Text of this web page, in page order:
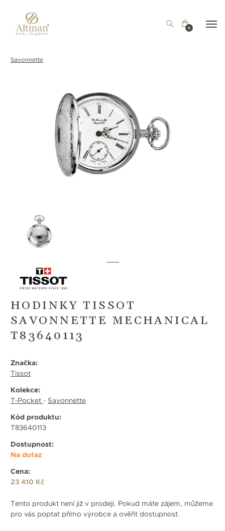
0
Savonnette
HODINKY TISSOT
SAVONNETTE MECHANICAL
T83640113
Značka:
Tissot
Kolekce:
T-Pocket - Savonnette
Kód produktu:
T83640113
Dostupnost:
Na dotaz
Cena:
23 410 Kč
Tento produkt není již v prodeji. Pokud máte zájem, můžeme
pro vás poptat přímo výrobce a ověřit dostupnost.